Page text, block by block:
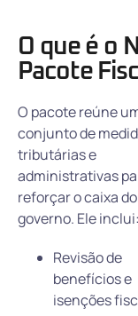
O que é o
Pacote
O pacote reúne
conjunto de
tributárias e
administrativas
reforçar o caixa do
governo. Ele inclui:
Revisão de
benefícios e
isenções